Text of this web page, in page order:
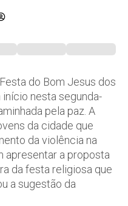
do Bom Jesus dos
nesta segunda-
pela paz. A
da cidade que
da violência na
apresentar a proposta
da festa religiosa que
a sugestão da